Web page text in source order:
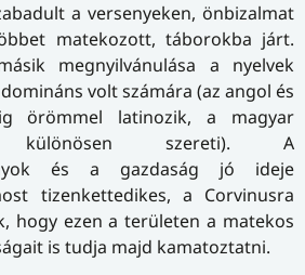
a versenyeken, önbizalmat
matekozott, táborokba járt.
megnyilvánulása a nyelvek
volt számára (az angol és
örömmel latinozik, a magyar
szereti). A
és a gazdaság jó ideje
tizenkettedikes, a Corvinusra
hogy ezen a területen a matekos
is tudja majd kamatoztatni.